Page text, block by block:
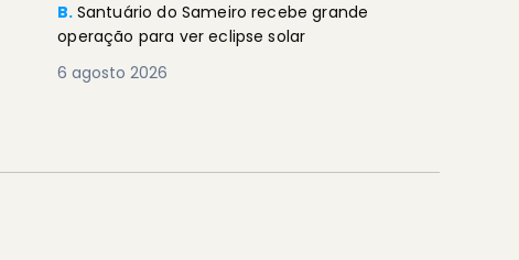
B. Santuário do Sameiro recebe grande
operação para ver eclipse solar
6 agosto 2026